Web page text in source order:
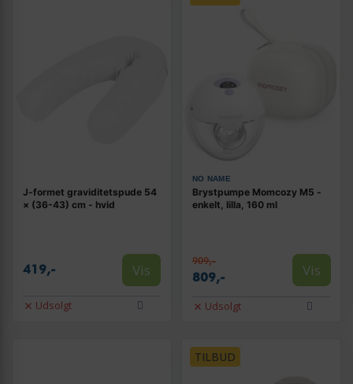
J-formet graviditetspude 54
× (36-43) cm - hvid
419,- Vis
Udsolgt
NO NAME
Brystpumpe Momcozy M5 -
enkelt, lilla, 160 ml
909,-
809,- Vis
Udsolgt
TILBUD